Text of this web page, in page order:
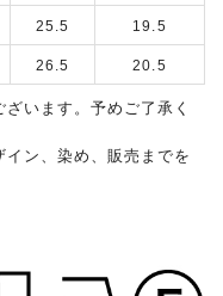
25.5 19.5
26.5 20.5
います。予めご了承く
ン、染め、販売までを